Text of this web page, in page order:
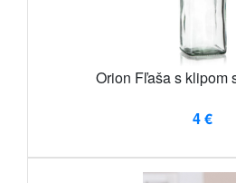
Orion Fľaša s klipom
4 €